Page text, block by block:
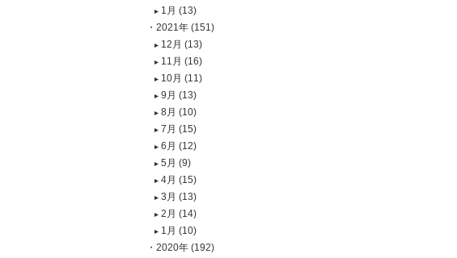
1月 (13)
2021年 (151)
12月 (13)
11月 (16)
10月 (11)
9月 (13)
8月 (10)
7月 (15)
6月 (12)
5月 (9)
4月 (15)
3月 (13)
2月 (14)
1月 (10)
2020年 (192)